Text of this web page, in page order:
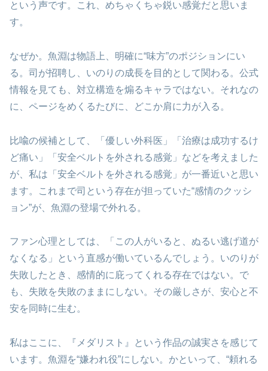
という声です。これ、めちゃくちゃ鋭い感覚だと思いま
す。
なぜか。魚淵は物語上、明確に“味方”のポジションにい
る。司が招聘し、いのりの成長を目的として関わる。公式
情報を見ても、対立構造を煽るキャラではない。それなの
に、ページをめくるたびに、どこか肩に力が入る。
比喩の候補として、「優しい外科医」「治療は成功するけ
ど痛い」「安全ベルトを外される感覚」などを考えました
が、私は「安全ベルトを外される感覚」が一番近いと思い
ます。これまで司という存在が担っていた“感情のクッシ
ョン”が、魚淵の登場で外れる。
ファン心理としては、「この人がいると、ぬるい逃げ道が
なくなる」という直感が働いているんでしょう。いのりが
失敗したとき、感情的に庇ってくれる存在ではない。で
も、失敗を失敗のままにしない。その厳しさが、安心と不
安を同時に生む。
私はここに、『メダリスト』という作品の誠実さを感じて
います。魚淵を“嫌われ役”にしない。かといって、“頼れる